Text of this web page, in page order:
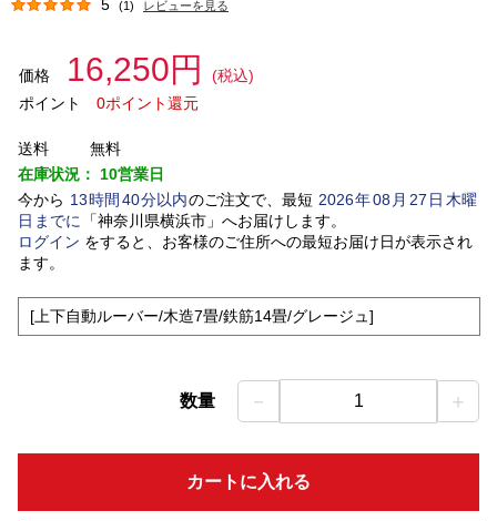
5 (1) レビューを見る
価格 16,250円
(税込)
ポイント
0ポイント還元
送料
無料
在庫状況： 10営業日
今から 13時間 40分以内のご注文で、最短 2026年08 月 27 日木曜
日 までに 「神奈川県横浜市」 へお届けします。
ログイン をすると、お客様のご住所への最短お届け日が表示され
ます。
[上下自動ルーバー/木造7畳/鉄筋14畳/グレージュ]
数量 － 1 ＋
カートに入れる